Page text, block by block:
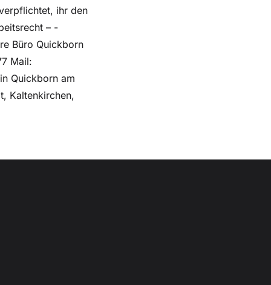
ihr den
– -
Büro Quickborn
Mail:
Quickborn am
Kaltenkirchen,